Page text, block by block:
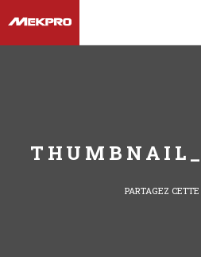
PARTAGEZ CETTE